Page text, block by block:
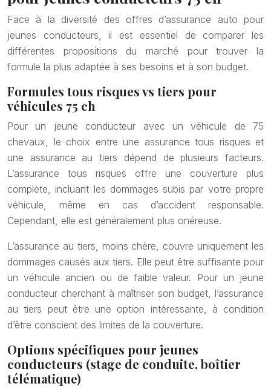
Face à la diversité des offres d’assurance auto pour
jeunes conducteurs, il est essentiel de comparer les
différentes propositions du marché pour trouver la
formule la plus adaptée à ses besoins et à son budget.
Formules tous risques vs tiers pour
véhicules 75 ch
Pour un jeune conducteur avec un véhicule de 75
chevaux, le choix entre une assurance tous risques et
une assurance au tiers dépend de plusieurs facteurs.
L’assurance tous risques offre une couverture plus
complète, incluant les dommages subis par votre propre
véhicule, même en cas d’accident responsable.
Cependant, elle est généralement plus onéreuse.
L’assurance au tiers, moins chère, couvre uniquement les
dommages causés aux tiers. Elle peut être suffisante pour
un véhicule ancien ou de faible valeur. Pour un jeune
conducteur cherchant à maîtriser son budget, l’assurance
au tiers peut être une option intéressante, à condition
d’être conscient des limites de la couverture.
Options spécifiques pour jeunes
conducteurs (stage de conduite, boîtier
télématique)